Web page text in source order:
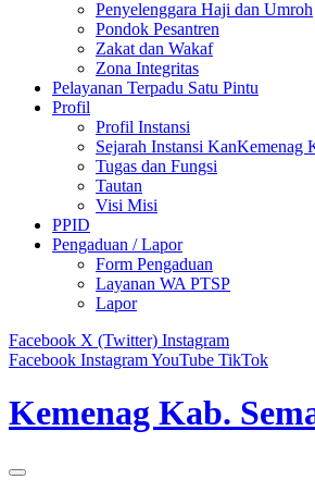
Penyelenggara Haji dan Umroh
Pondok Pesantren
Zakat dan Wakaf
Zona Integritas
Pelayanan Terpadu Satu Pintu
Profil
Profil Instansi
Sejarah Instansi KanKemenag
Tugas dan Fungsi
Tautan
Visi Misi
PPID
Pengaduan / Lapor
Form Pengaduan
Layanan WA PTSP
Lapor
Facebook X (Twitter) Instagram
Facebook InstagramYouTube TikTok
Kemenag Kab.